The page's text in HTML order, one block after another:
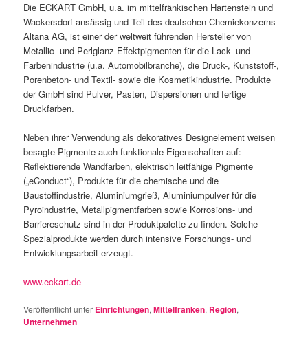
Die ECKART GmbH, u.a. im mittelfränkischen Hartenstein und
Wackersdorf ansässig und Teil des deutschen Chemiekonzerns
Altana AG, ist einer der weltweit führenden Hersteller von
Metallic- und Perlglanz-Effektpigmenten für die Lack- und
Farbenindustrie (u.a. Automobilbranche), die Druck-, Kunststoff-,
Porenbeton- und Textil- sowie die Kosmetikindustrie. Produkte
der GmbH sind Pulver, Pasten, Dispersionen und fertige
Druckfarben.
Neben ihrer Verwendung als dekoratives Designelement weisen
besagte Pigmente auch funktionale Eigenschaften auf:
Reflektierende Wandfarben, elektrisch leitfähige Pigmente
(„eConduct“), Produkte für die chemische und die
Baustoffindustrie, Aluminiumgrieß, Aluminiumpulver für die
Pyroindustrie, Metallpigmentfarben sowie Korrosions- und
Barriereschutz sind in der Produktpalette zu finden. Solche
Spezialprodukte werden durch intensive Forschungs- und
Entwicklungsarbeit erzeugt.
www.eckart.de
Veröffentlicht unter Einrichtungen,Mittelfranken, Region,
Unternehmen